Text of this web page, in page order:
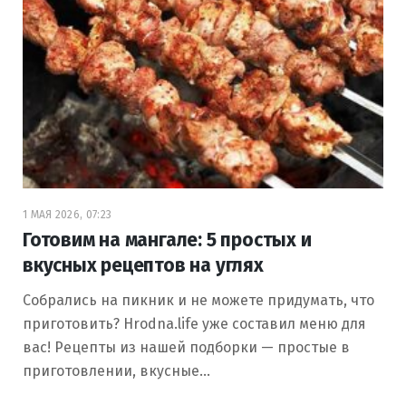
1 МАЯ 2026, 07:23
Готовим на мангале: 5 простых и
вкусных рецептов на углях
Собрались на пикник и не можете придумать, что
приготовить? Hrodna.life уже составил меню для
вас! Рецепты из нашей подборки — простые в
приготовлении, вкусные…